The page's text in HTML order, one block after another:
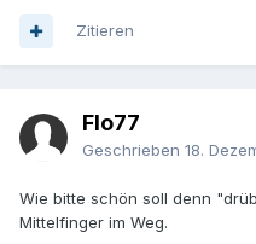
Zitieren
Flo77
Geschrieben 18.
Wie bitte schön soll denn
Mittelfinger im Weg.